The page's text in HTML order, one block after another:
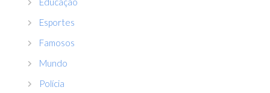
Esportes
Famosos
Mundo
Polícia